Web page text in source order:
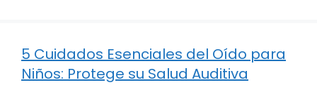
5 Cuidados Esenciales del Oído para
Niños: Protege su Salud Auditiva